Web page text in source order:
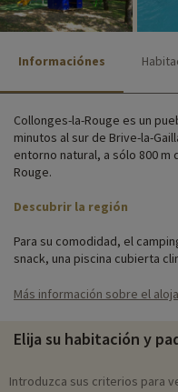
Informaciónes
Collonges-la-Rouge es un
minutos al sur de Brive-la-
entorno natural, a sólo 800
Rouge.
Descubrir la región
Para su comodidad, el
snack, una piscina cubierta
de alquiler de bicicletas y
El Village Club Collonges-la-
casas tradicionales de 2
hermoso robledal, todos
Más información sobre el
Elija su habitación y
Introduzca sus criterios para